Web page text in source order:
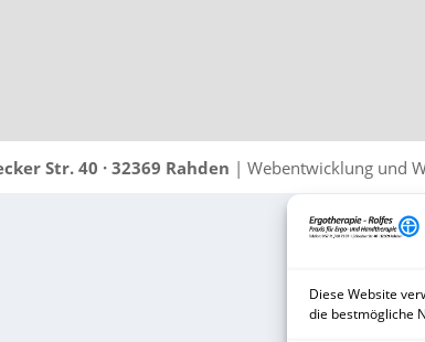
Diese Website
die bestmögliche
Str. 40 · 32369 Rahden | Webentwicklung und